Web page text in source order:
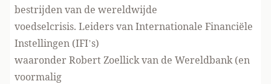
bestrijden van de wereldwijde
voedselcrisis. Leiders van Internationale Financiële
Instellingen (IFI’s)
waaronder Robert Zoellick van de Wereldbank (en
voormalig